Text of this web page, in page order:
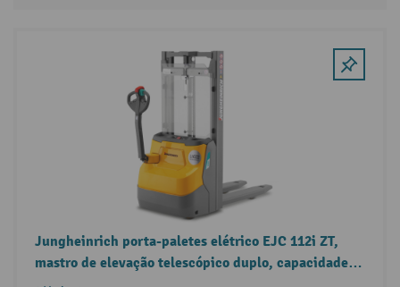
Jungheinrich porta-paletes elétrico EJC 112i ZT,
mastro de elevação telescópico duplo, capacidade